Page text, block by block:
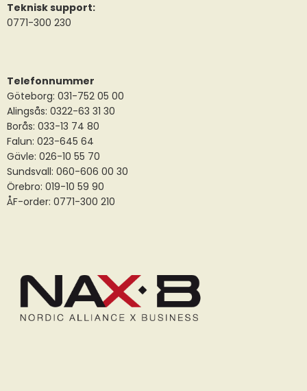
Teknisk support:
0771-300 230
Telefonnummer
Göteborg: 031-752 05 00
Alingsås: 0322-63 31 30
Borås: 033-13 74 80
Falun: 023-645 64
Gävle: 026-10 55 70
Sundsvall: 060-606 00 30
Örebro: 019-10 59 90
ÅF-order: 0771-300 210